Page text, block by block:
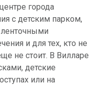
города
с детским парком,
и для тех, кто не
не стоит. В Вилларе
детские
или на